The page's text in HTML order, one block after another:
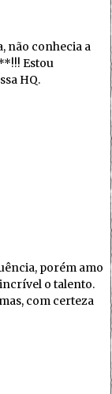
não conhecia a
Estou
HQ.
porém amo
o talento.
com certeza